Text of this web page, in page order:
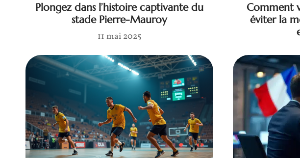
Plongez dans l’histoire captivante du
stade Pierre-Mauroy
11 mai 2025
Comment
éviter la